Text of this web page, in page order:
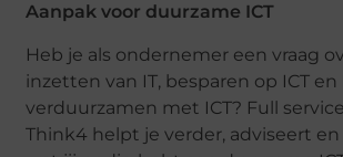
Aanpak voor duurzame ICT
Heb je als ondernemer een vraag
inzetten van IT, besparen op ICT en
verduurzamen met ICT? Full
Think4 helpt je verder, adviseert en